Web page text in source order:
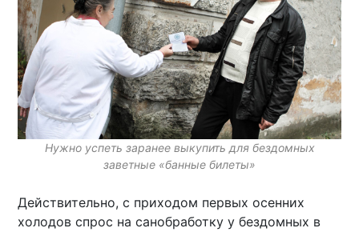
Нужно успеть заранее выкупить для бездомных
заветные «банные билеты»
Действительно, с приходом первых осенних
холодов спрос на санобработку у бездомных в